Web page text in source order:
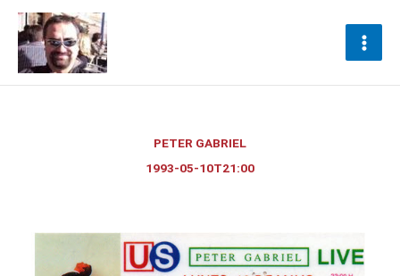
contenido
PETER GABRIEL – 10/05/1993
PETER GABRIEL
1993-05-10T21:00